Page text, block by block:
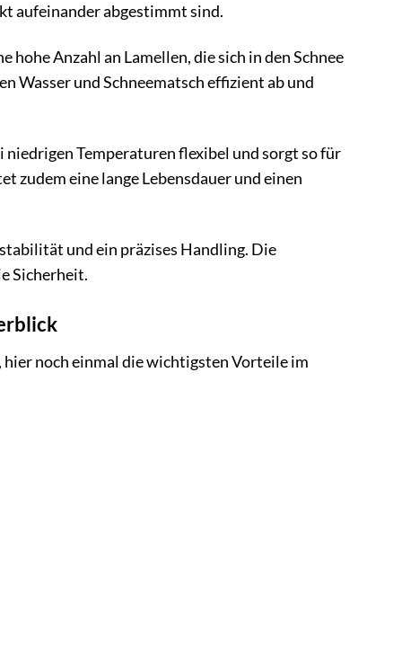
aufeinander abgestimmt sind.
Anzahl an Lamellen, die sich in den Schnee
Wasser und Schneematsch effizient ab und
Temperaturen flexibel und sorgt so für
zudem eine lange Lebensdauer und einen
und ein präzises Handling. Die
Sicherheit.
noch einmal die wichtigsten Vorteile im